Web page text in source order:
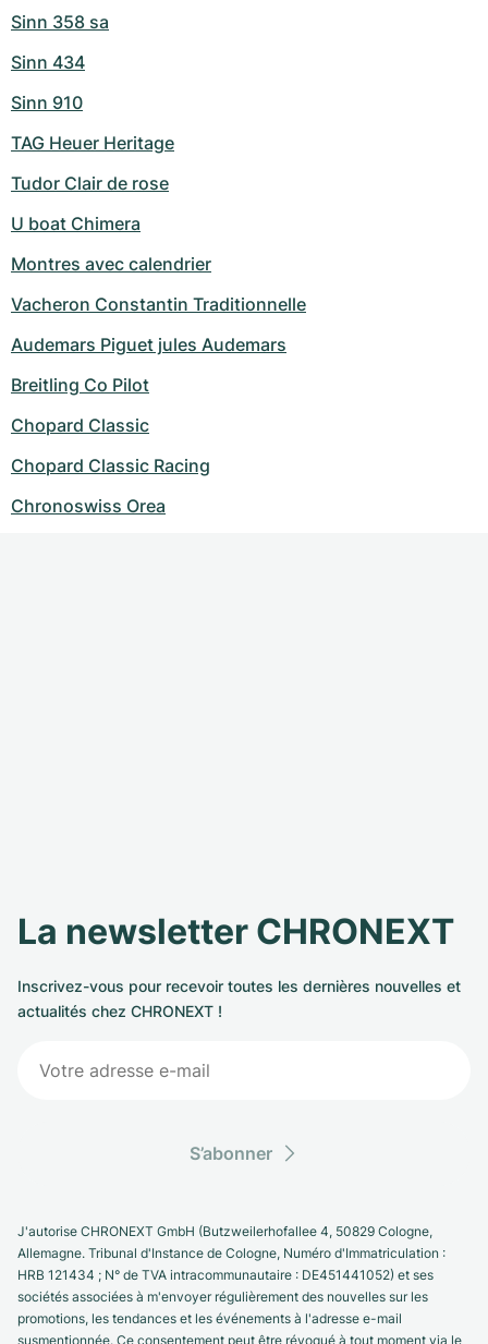
Sinn 358 sa
Sinn 434
Sinn 910
TAG Heuer Heritage
Tudor Clair de rose
U boat Chimera
Montres avec calendrier
Vacheron Constantin Traditionnelle
Audemars Piguet jules Audemars
Breitling Co Pilot
Chopard Classic
Chopard Classic Racing
Chronoswiss Orea
La newsletter CHRONEXT
Inscrivez-vous pour recevoir toutes les dernières nouvelles et
actualités chez CHRONEXT !
S’abonner
J'autorise CHRONEXT GmbH (Butzweilerhofallee 4, 50829 Cologne,
Allemagne. Tribunal d'Instance de Cologne, Numéro d'Immatriculation :
HRB 121434 ; N° de TVA intracommunautaire : DE451441052) et ses
sociétés associées à m'envoyer régulièrement des nouvelles sur les
promotions, les tendances et les événements à l'adresse e-mail
susmentionnée. Ce consentement peut être révoqué à tout moment via le